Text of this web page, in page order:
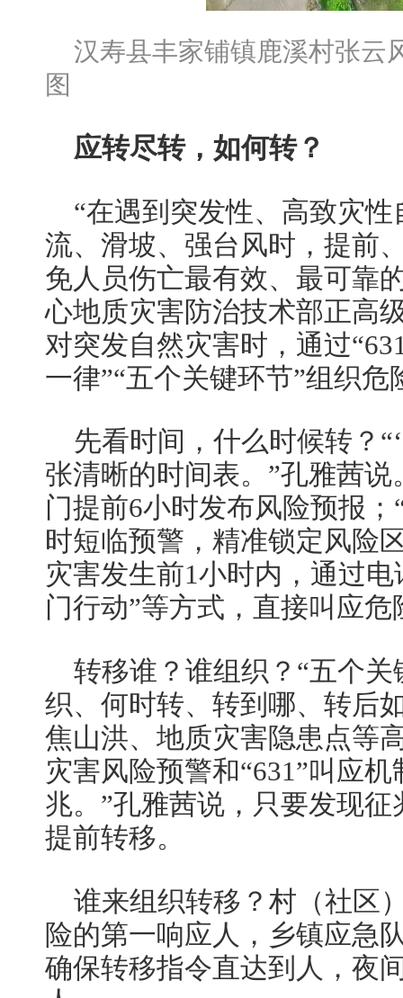
汉寿县丰家铺镇鹿溪村张云
图
应转尽转，如何转？
“在遇到突发性、高致灾
流、滑坡、强台风时，提前
免人员伤亡最有效、最可靠
心地质灾害防治技术部正高
对突发自然灾害时，通过
一律”“五个关键环节”组织
先看时间，什么时候转？
张清晰的时间表。”孔雅茜
门提前6小时发布风险预报
时短临预警，精准锁定风险
灾害发生前1小时内，通过
门行动”等方式，直接叫应
转移谁？谁组织？“五个
织、何时转、转到哪、转后
焦山洪、地质灾害隐患点等
灾害风险预警和“631”叫应
兆。”孔雅茜说，只要发现
提前转移。
谁来组织转移？村（社区
险的第一响应人，乡镇应急
确保转移指令直达到人，夜